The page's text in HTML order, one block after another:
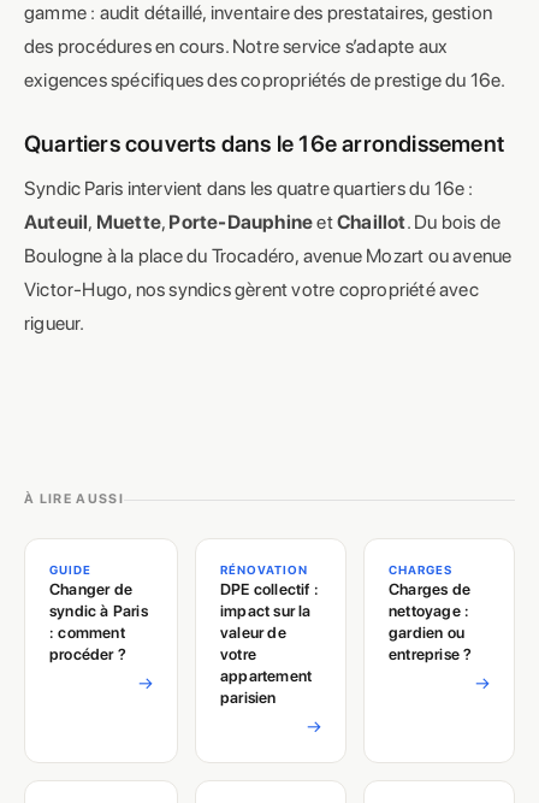
gamme : audit détaillé, inventaire des prestataires, gestion
des procédures en cours. Notre service s’adapte aux
exigences spécifiques des copropriétés de prestige du 16e.
Quartiers couverts dans le 16e arrondissement
Syndic Paris intervient dans les quatre quartiers du 16e :
Auteuil, Muette, Porte-DauphineetChaillot. Du bois de
Boulogne à la place du Trocadéro, avenue Mozart ou avenue
Victor-Hugo, nos syndics gèrent votre copropriété avec
rigueur.
À LIRE AUSSI
GUIDE
Changer de
syndic à Paris
: comment
procéder ?
→
RÉNOVATION
DPE collectif :
impact sur la
valeur de
votre
appartement
parisien
→
CHARGES
Charges de
nettoyage :
gardien ou
entreprise ?
→